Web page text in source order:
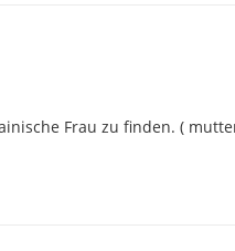
Frau zu finden. (